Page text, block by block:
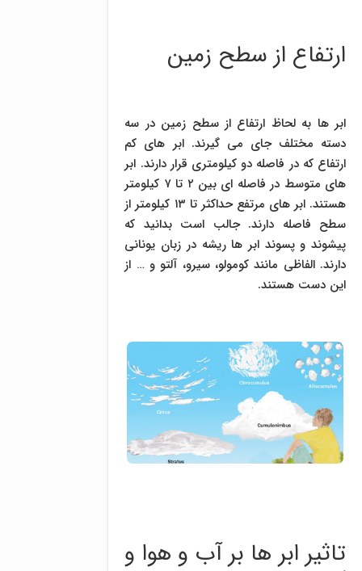
ارتفاع از سطح زمین
ابر ها به لحاظ ارتفاع از سطح زمین در سه
دسته مختلف جای می گیرند. ابر های کم
ارتفاع که در فاصله دو کیلومتری قرار دارند. ابر
های متوسط در فاصله ای بین ۲ تا ۷ کیلومتر
هستند. ابر های مرتفع حداکثر تا ۱۳ کیلومتر از
سطح فاصله دارند. جالب است بدانید که
پیشوند و پسوند ابر ها ریشه در زبان یونانی
دارند. الفاظی مانند کومولو، سیرو، آلتو و … از
این دست هستند.
تاثیر ابر ها بر آب و هوا و